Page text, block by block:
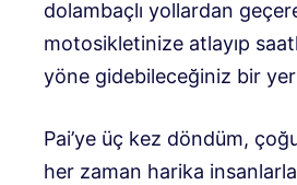
dolambaçlı yollardan
motosikletinize atlayıp
yöne gidebileceğiniz bir
Pai’ye üç kez döndüm,
her zaman harika insanlarla